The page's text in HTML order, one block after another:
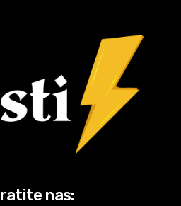
nas: